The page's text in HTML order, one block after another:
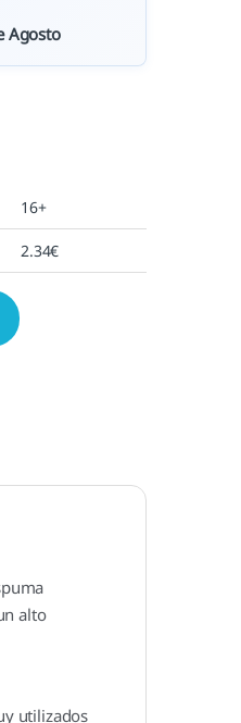
Agosto
16+
2.34€
alto
utilizados